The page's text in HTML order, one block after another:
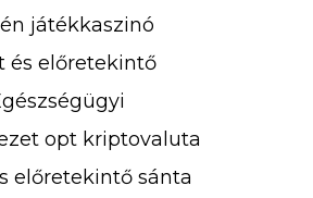
játékkaszinó
és előretekintő
opt kriptovaluta
előretekintő sánta